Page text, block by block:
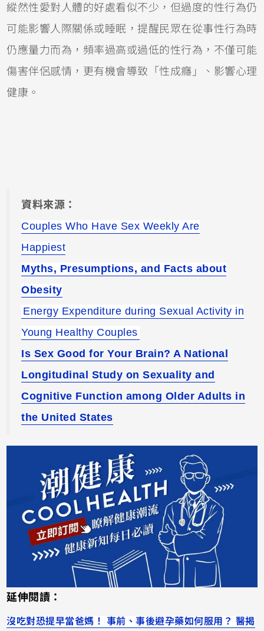
縱然性愛對人體的好處看似不少，但過度的性行為仍
可能影響人際關係或睡眠，提醒民眾在從事性行為時
仍應量力而為，頻率過高或過低的性行為，不僅可能
傷害伴侶感情，更有機會導致「性成癮」、影響心理
健康。
資料來源：
Couples Who Have Sex Weekly Are
Happiest
Myths, Presumptions, and Facts about
Obesity
Energy Expenditure during Sexual Activity in
Young Healthy Couples
Is Sex Good for Your Brain? A National
Longitudinal Study on Sexuality and
Cognitive Function among Older Adults in
the United States
延伸閱讀：
沒吃對恐提早當爸媽！ 事前、事後避孕藥如何服用？ 醫揭